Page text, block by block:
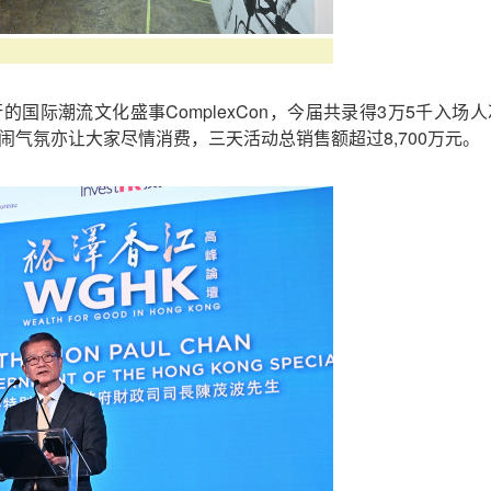
国际潮流文化盛事ComplexCon，今届共录得3万5千入场
气氛亦让大家尽情消费，三天活动总销售额超过8,700万元。